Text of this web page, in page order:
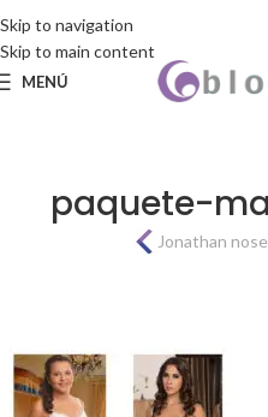
Skip to navigation
Skip to main content
MENÚ
paquete-
Jonathan nose